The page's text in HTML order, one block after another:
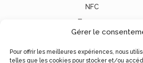
Gérer le
Pour offrir les meilleures expériences, nous
telles que les cookies pour stocker et/ou
NFC
Tous nos
lecteurs
vitale